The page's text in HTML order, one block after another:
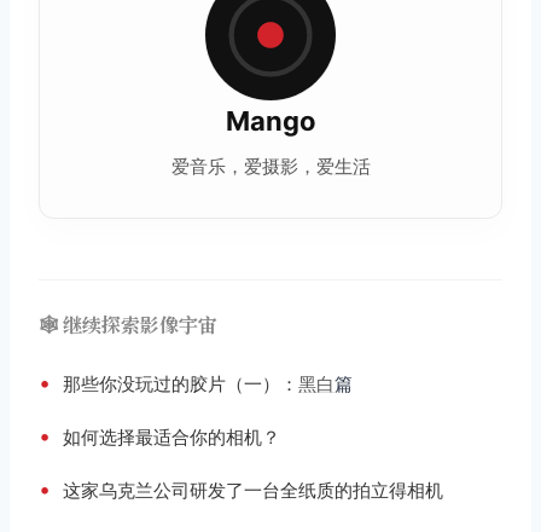
Mango
爱音乐，爱摄影，爱生活
🕸️ 继续探索影像宇宙
• 那些你没玩过的胶片（一）： 黑白篇
• 如何选择最适合你的相机？
• 这家乌克兰公司研发了一台全纸质的拍立得相机